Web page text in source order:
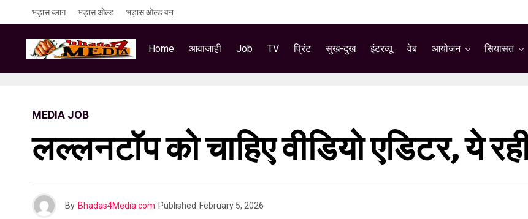
भड़ास ब्लाग भड़ास ओल्ड भड़ास ओल्ड वन
Home आवाजाही Job TV प्रिंट सुख-दुख इंटरव्यू वेब आयोजन सियासत
MEDIA JOB
लल्लनटॉप को चाहिए वीडियो एडिटर, ये
By Bhadas4Media.com Published February 5, 2026